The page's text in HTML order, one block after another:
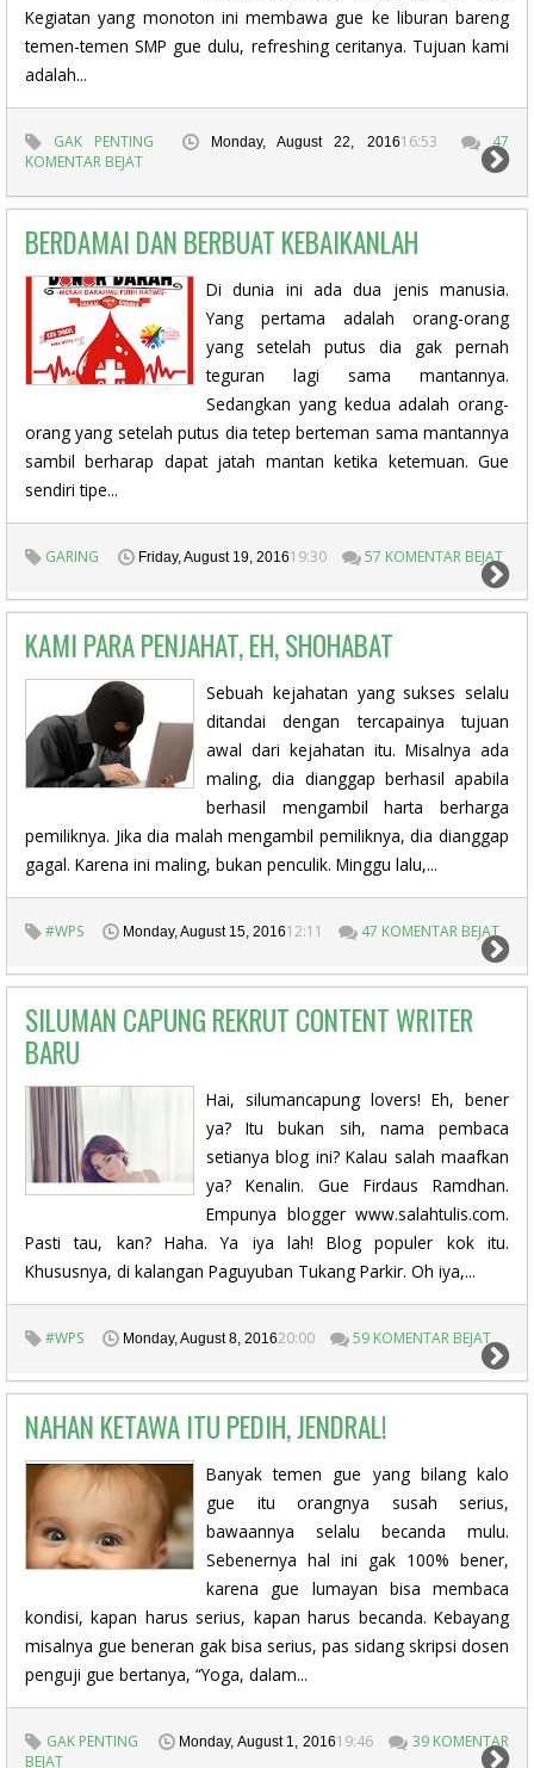
Kegiatan yang monoton ini membawa gue ke liburan bareng
temen-temen SMP gue dulu, refreshing ceritanya. Tujuan kami
adalah...
GAK PENTING Monday, August 22, 201616:53
47
KOMENTAR BEJAT
BERDAMAI DAN BERBUAT KEBAIKANLAH
Di dunia ini ada dua jenis manusia.
Yang pertama adalah orang-orang
yang setelah putus dia gak pernah
teguran lagi sama mantannya.
Sedangkan yang kedua adalah orang-
orang yang setelah putus dia tetep berteman sama mantannya
sambil berharap dapat jatah mantan ketika ketemuan. Gue
sendiri tipe...
GARING Friday, August 19, 201619:30 57 KOMENTAR BEJAT
KAMI PARA PENJAHAT, EH, SHOHABAT
Sebuah kejahatan yang sukses selalu
ditandai dengan tercapainya tujuan
awal dari kejahatan itu. Misalnya ada
maling, dia dianggap berhasil apabila
berhasil mengambil harta berharga
pemiliknya. Jika dia malah mengambil pemiliknya, dia dianggap
gagal. Karena ini maling, bukan penculik. Minggu lalu,...
#WPS Monday, August 15, 201612:11 47 KOMENTAR BEJAT
SILUMAN CAPUNG REKRUT CONTENT WRITER
BARU
Hai, silumancapung lovers! Eh, bener
ya? Itu bukan sih, nama pembaca
setianya blog ini? Kalau salah maafkan
ya? Kenalin. Gue Firdaus Ramdhan.
Empunya blogger www.salahtulis.com.
Pasti tau, kan? Haha. Ya iya lah! Blog populer kok itu.
Khususnya, di kalangan Paguyuban Tukang Parkir. Oh iya,...
#WPS Monday, August 8, 201620:00 59 KOMENTAR BEJAT
NAHAN KETAWA ITU PEDIH, JENDRAL!
Banyak temen gue yang bilang kalo
gue itu orangnya susah serius,
bawaannya selalu becanda mulu.
Sebenernya hal ini gak 100% bener,
karena gue lumayan bisa membaca
kondisi, kapan harus serius, kapan harus becanda. Kebayang
misalnya gue beneran gak bisa serius, pas sidang skripsi dosen
penguji gue bertanya, “Yoga, dalam...
GAK PENTING Monday, August 1, 201619:46
39 KOMENTAR
BEJAT